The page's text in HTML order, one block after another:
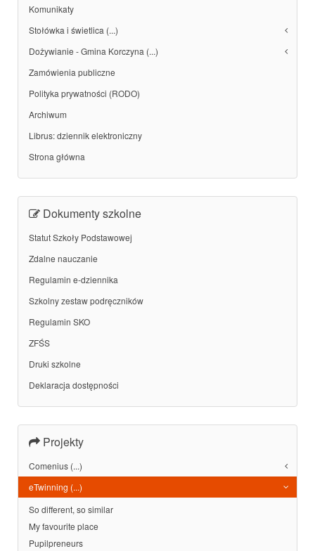
Komunikaty
Stołówka i świetlica (...)
Dożywianie - Gmina Korczyna (...)
Zamówienia publiczne
Polityka prywatności (RODO)
Archiwum
Librus: dziennik elektroniczny
Strona główna
Dokumenty szkolne
Statut Szkoły Podstawowej
Zdalne nauczanie
Regulamin e-dziennika
Szkolny zestaw podręczników
Regulamin SKO
ZFŚS
Druki szkolne
Deklaracja dostępności
Projekty
Comenius (...)
eTwinning (...)
So different, so similar
My favourite place
Pupilpreneurs